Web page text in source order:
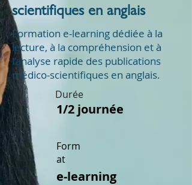
scientifiques en anglais
Formation e-learning dédiée à la
lecture, à la compréhension et à
l’analyse rapide des publications
médico-scientifiques en anglais.
Durée
1/2 journée
Form
at
e-learning